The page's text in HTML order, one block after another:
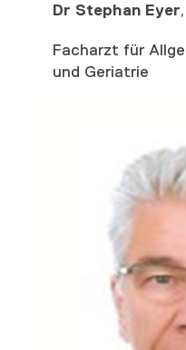
Dr Stephan Eyer
Facharzt für
und Geriatrie